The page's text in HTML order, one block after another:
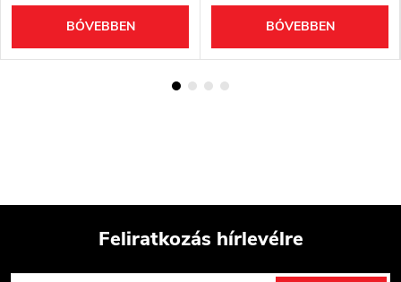
BŐVEBBEN BŐVEBBEN
Feliratkozás hírlevélre